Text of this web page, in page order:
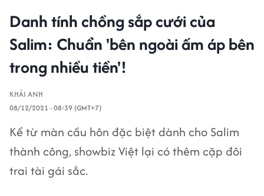
Danh tính chồng sắp cưới của
Salim: Chuẩn 'bên ngoài ấm áp bên
trong nhiều tiền'!
KHẢI ANH
08/12/2021 - 08:39 (GMT+7)
Kể từ màn cầu hôn đặc biệt dành cho Salim
thành công, showbiz Việt lại có thêm cặp đôi
trai tài gái sắc.